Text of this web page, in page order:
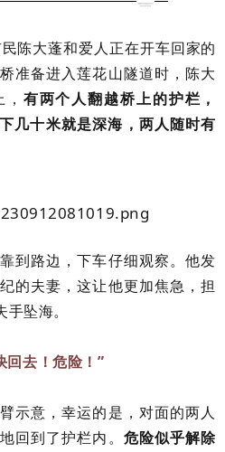
陈大蓬和爱人正在开车回家的
准备进入莲花山隧道时，陈大
有两个人翻越桥上的护栏，
几十米就是深海，两人随时有
到路边，下车仔细观察。他发
的夫妻，这让他更加焦急，担
坠海。
回去！危险！”
示意，幸运的是，对面的两人
回到了护栏内。 危险似乎解除